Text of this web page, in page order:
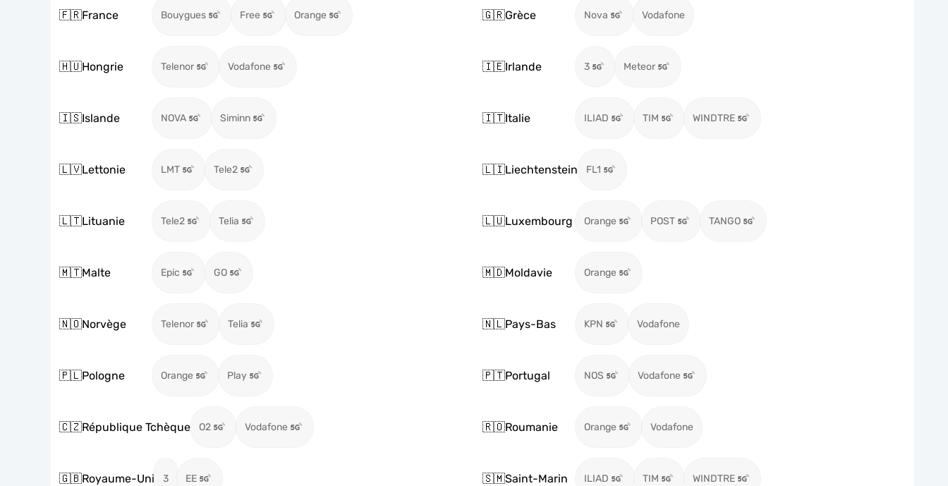
🇫🇷France Bouygues Free Orange 🇬🇷Grèce Nova Vodafone
🇭🇺Hongrie Telenor Vodafone 🇮🇪Irlande 3 Meteor
🇮🇸Islande NOVA Siminn 🇮🇹Italie ILIAD TIM WINDTRE
🇱🇻Lettonie LMT Tele2 🇱🇮Liechtenstein FL1
🇱🇹Lituanie Tele2 Telia 🇱🇺Luxembourg Orange POST TANGO
🇲🇹Malte Epic GO 🇲🇩Moldavie Orange
🇳🇴Norvège Telenor Telia 🇳🇱Pays-Bas KPN Vodafone
🇵🇱Pologne Orange Play 🇵🇹Portugal NOS Vodafone
🇨🇿République Tchèque O2 Vodafone 🇷🇴Roumanie Orange Vodafone
🇬🇧Royaume-Uni 3 EE 🇸🇲Saint-Marin ILIAD TIM WINDTRE